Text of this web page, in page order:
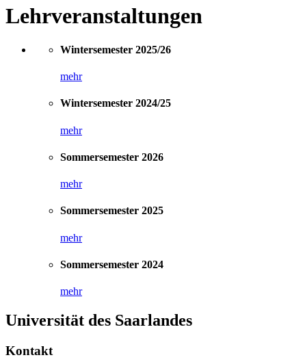
Lehrveranstaltungen
Wintersemester 2025/26
mehr
Wintersemester 2024/25
mehr
Sommersemester 2026
mehr
Sommersemester 2025
mehr
Sommersemester 2024
mehr
Universität des Saarlandes
Kontakt